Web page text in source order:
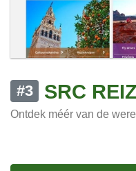
#3 SRC
Ontdek méér van de